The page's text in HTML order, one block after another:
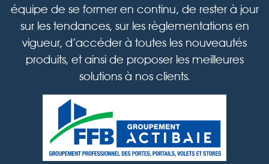
équipe de se former en continu, de rester à jour
sur les tendances, sur les règlementations en
vigueur, d’accéder à toutes les nouveautés
produits, et ainsi de proposer les meilleures
solutions à nos clients.